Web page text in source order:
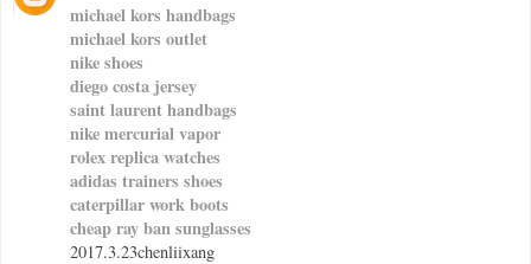
michael kors handbags
michael kors outlet
nike shoes
diego costa jersey
saint laurent handbags
nike mercurial vapor
rolex replica watches
adidas trainers shoes
caterpillar work boots
cheap ray ban sunglasses
2017.3.23chenliixang